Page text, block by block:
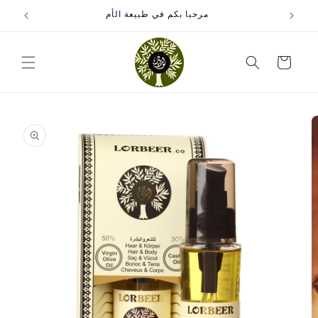
مباشرة
إلى
مرحبا بكم في طبيعة الأم
التسوق
إلى
معلومات
المنتج